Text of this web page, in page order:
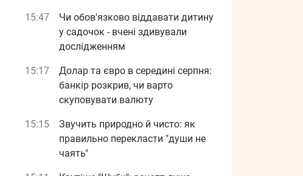
15:47
Чи обов'язково віддавати дитину
у садочок - вчені здивували
дослідженням
15:17
Долар та євро в середині серпня:
банкір розкрив, чи варто
скуповувати валюту
15:15
Звучить природно й чисто: як
правильно перекласти "души не
чаять"